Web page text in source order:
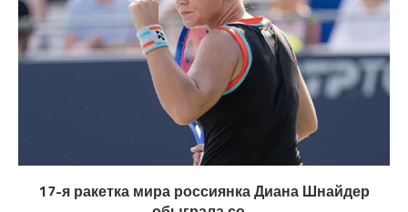
17-я ракетка мира россиянка Диана Шнайдер